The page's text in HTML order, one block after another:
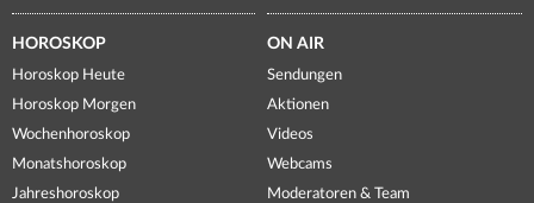
HOROSKOP
Horoskop Heute
Horoskop Morgen
Wochenhoroskop
Monatshoroskop
Jahreshoroskop
ON AIR
Sendungen
Aktionen
Videos
Webcams
Moderatoren & Team